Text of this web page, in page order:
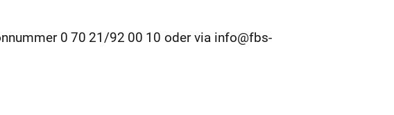
0 70 21/92 00 10 oder via info@fbs-